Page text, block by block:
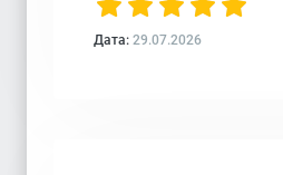
Дата: 29.07.2026